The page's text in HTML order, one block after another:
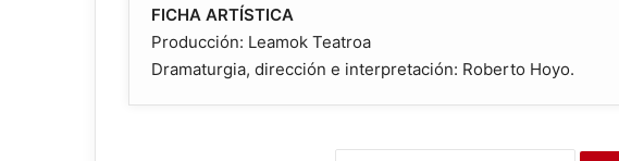
FICHA ARTÍSTICA
Producción: Leamok Teatroa
Dramaturgia, dirección e interpretación: Roberto Hoyo.